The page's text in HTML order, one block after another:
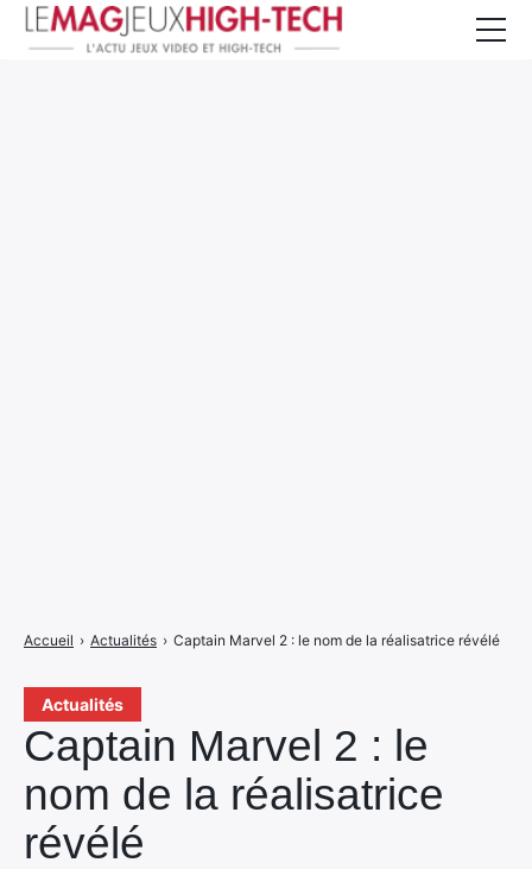
Actualités
Captain Marvel 2 : le
nom de la réalisatrice
révélé
Accueil › Actualités › Captain Marvel 2 : le nom de la réalisatrice révélé